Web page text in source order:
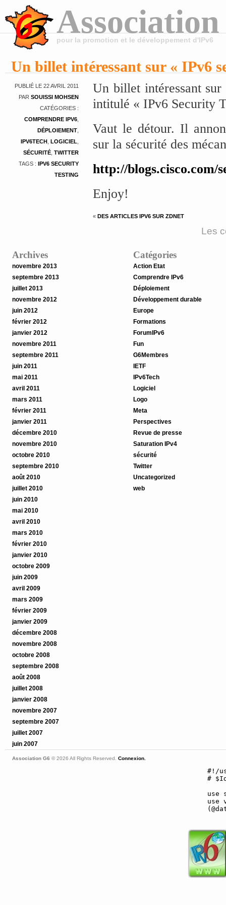
pour la promotion et le développement d'IPv6
Un billet intéressant sur « IPv6
PUBLIÉ LE 22 AVRIL 2011
PAR SOUISSI MOHSEN
CATÉGORIES :
COMPRENDRE IPV6
DÉPLOIEMENT
IPV6TECH LOGICIEL
SÉCURITÉ TWITTER
TAGS : IPV6 SECURITY
TESTING
Un billet intéressant
intitulé « IPv6 Security
Vaut le détour. Il
sur la sécurité des
http://blogs.cisco.com/
Enjoy!
« DES ARTICLES IPV6 SUR ZDNET
Les
Archives
novembre 2013
septembre 2013
juillet 2013
novembre 2012
juin 2012
février 2012
janvier 2012
novembre 2011
septembre 2011
juin 2011
mai 2011
avril 2011
mars 2011
février 2011
janvier 2011
décembre 2010
novembre 2010
octobre 2010
septembre 2010
août 2010
juillet 2010
juin 2010
mai 2010
avril 2010
mars 2010
février 2010
janvier 2010
octobre 2009
juin 2009
avril 2009
mars 2009
février 2009
janvier 2009
décembre 2008
novembre 2008
octobre 2008
septembre 2008
août 2008
juillet 2008
janvier 2008
novembre 2007
septembre 2007
juillet 2007
juin 2007
Catégories
Action Etat
Comprendre IPv6
Déploiement
Développement durable
Europe
Formations
ForumIPv6
Fun
G6Membres
IETF
IPv6Tech
Logiciel
Logo
Meta
Perspectives
Revue de presse
Saturation IPv4
sécurité
Twitter
Uncategorized
web
Association G6 © 2026 All Rights Reserved. Connexion.